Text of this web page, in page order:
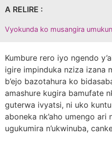
A RELIRE :
Vyokunda ko musangira
Kumbure rero iyo ngendo
igire impinduka nziza izana
b’ejo bazotahura ko
amashure kugira bamufate
guterwa ivyatsi, ni uko
aboneka nk’aho umengo ari
ugukumira n’ukwinuba,